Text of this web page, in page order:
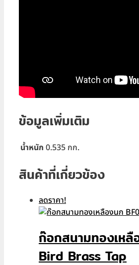
ข้อมูลเพิ่มเติม
น้ำหนัก 0.535 กก.
สินค้าที่เกี่ยวข้อง
ลดราคา!
ก๊อกสนามทองเห
Bird Brass Tap